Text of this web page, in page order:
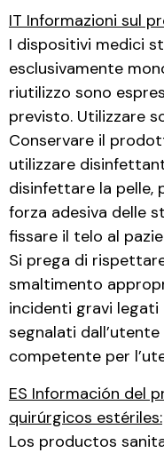
IT Informazioni sul
I dispositivi medici
esclusivamente
riutilizzo sono
previsto. Utilizzare
Conservare il
utilizzare
disinfettare la pelle,
forza adesiva delle
fissare il telo al
Si prega di
smaltimento
incidenti gravi
segnalati
competente per
ES Información del
quirúrgicos estériles:
Los productos